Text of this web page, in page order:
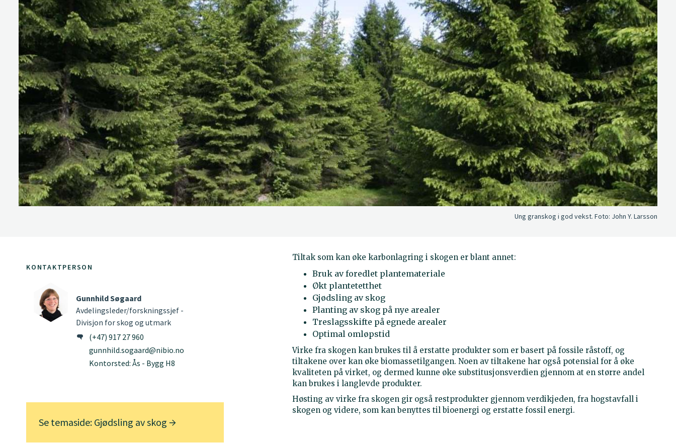
Ung granskog i god vekst. Foto: John Y. Larsson
KONTAKTPERSON
Gunnhild Søgaard
Avdelingsleder/forskningssjef -
Divisjon for skog og utmark
(+47) 917 27 960
gunnhild.sogaard@nibio.no
Kontorsted: Ås - Bygg H8
Se temaside: Gjødsling av skog
Tiltak som kan øke karbonlagring i skogen er blant annet:
Bruk av foredlet plantemateriale
Økt plantetetthet
Gjødsling av skog
Planting av skog på nye arealer
Treslagsskifte på egnede arealer
Optimal omløpstid
Virke fra skogen kan brukes til å erstatte produkter som er basert på fossile råstoff, og
tiltakene over kan øke biomassetilgangen. Noen av tiltakene har også potensial for å øke
kvaliteten på virket, og dermed kunne øke substitusjonsverdien gjennom at en større andel
kan brukes i langlevde produkter.
Høsting av virke fra skogen gir også restprodukter gjennom verdikjeden, fra hogstavfall i
skogen og videre, som kan benyttes til bioenergi og erstatte fossil energi.